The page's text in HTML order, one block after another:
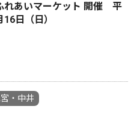
れあいマーケット 開催 平
日（日）
・中井